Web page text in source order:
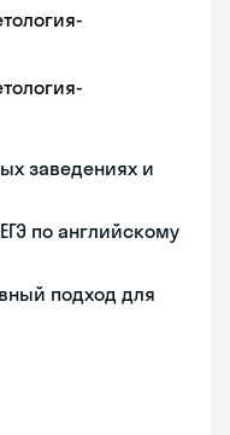
заведениях и
по английскому
подход для